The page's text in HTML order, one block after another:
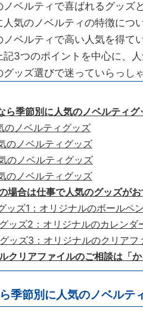
ノベルティで喜ばれるグッズ
人気のノベルティの特徴につ
ノベルティで高い人気を得て
記3つのポイントを中心に、
グッズ選びで迷っていらっし
ら季節別に人気のノベルティグ
のノベルティグッズ
のノベルティグッズ
のノベルティグッズ
のノベルティグッズ
場合は仕事で人気のグッズが
ッズ1：オリジナルのボールペン
ッズ2：オリジナルのカレンダ
ッズ3：オリジナルのクリアフ
クリアファイルのご相談は「
季節別に人気のノベルテ